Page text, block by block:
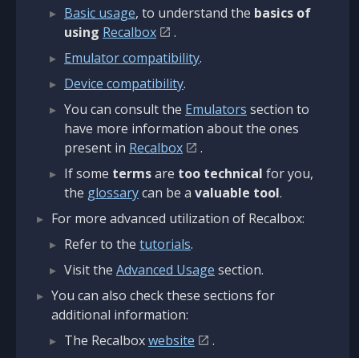
Basic usage, to understand the basics of
using Recalbox
.
Emulator compatibility.
Device compatibility.
You can consult the Emulators section to
have more information about the ones
present in Recalbox
.
If some termsare too technical for you,
the glossarycan be a valuable tool.
For more advanced utilization of Recalbox:
Refer to the tutorials.
Visit the Advanced Usage section.
You can also check these sections for
additional information:
The Recalboxwebsite
.